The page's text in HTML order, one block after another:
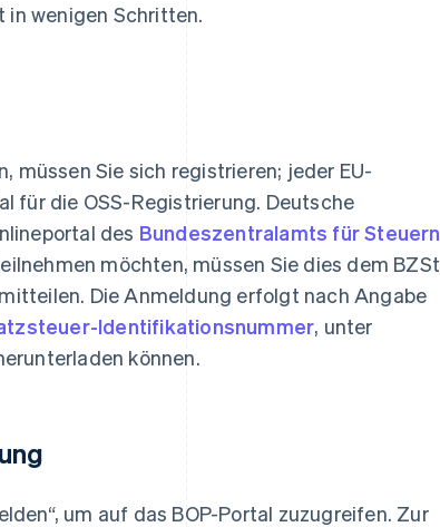
in wenigen Schritten.
müssen Sie sich registrieren; jeder EU-
für die OSS-Registrierung. Deutsche
des Bundeszentralamts für Steuern
möchten, müssen Sie dies dem BZSt
Die Anmeldung erfolgt nach Angabe
Identifikationsnummer, unter
können.
um auf das BOP-Portal zuzugreifen. Zur